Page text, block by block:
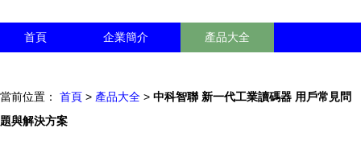
首頁 企業簡介 產品大全
當前位置： 首頁 > 產品大全 > 中科智聯 新一代工業讀碼器 用戶常見問
題與解決方案